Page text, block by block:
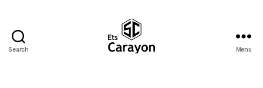
Search Menu